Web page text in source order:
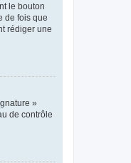
le bouton
de fois que
rédiger une
»
de contrôle